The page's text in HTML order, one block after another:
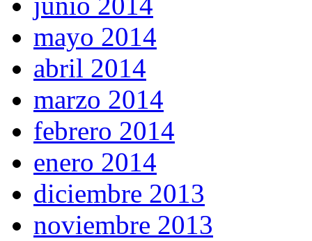
mayo 2014
abril 2014
marzo 2014
febrero 2014
enero 2014
diciembre 2013
noviembre 2013